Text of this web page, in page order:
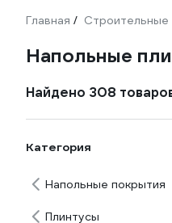
Главная / Строительные
Напольные
Найдено 308
Категория
Напольные покрытия
Плинтусы